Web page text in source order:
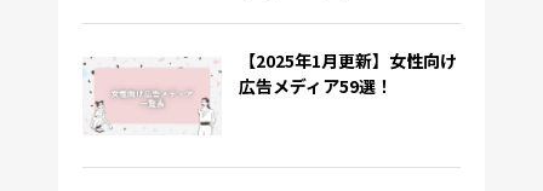
【2025年1月更新】女性向け
広告メディア59選！